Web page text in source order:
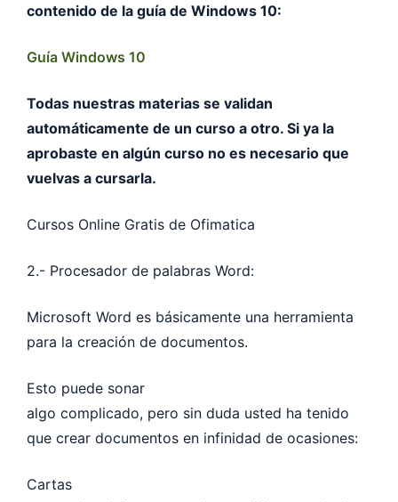
contenido de la guía de Windows 10:
Guía Windows 10
Todas nuestras materias se validan
automáticamente de un curso a otro. Si ya la
aprobaste en algún curso no es necesario que
vuelvas a cursarla.
Cursos Online Gratis de Ofimatica
2.- Procesador de palabras Word:
Microsoft Word es básicamente una herramienta
para la creación de documentos.
Esto puede sonar
algo complicado, pero sin duda usted ha tenido
que crear documentos en infinidad de ocasiones:
Cartas